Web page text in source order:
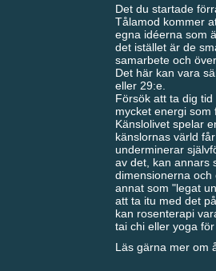
Det du startade
Tålamod kommer
egna idéerna som
det istället är de
samarbete och
Det här kan vara
eller 29:e.
Försök att ta dig
mycket energi
Känslolivet spelar
känslornas värld
underminerar
av det, kan annars
dimensionerna och
annat som "legat
att ta itu med det
kan rosenterapi
tai chi eller yoga
Läs gärna mer om